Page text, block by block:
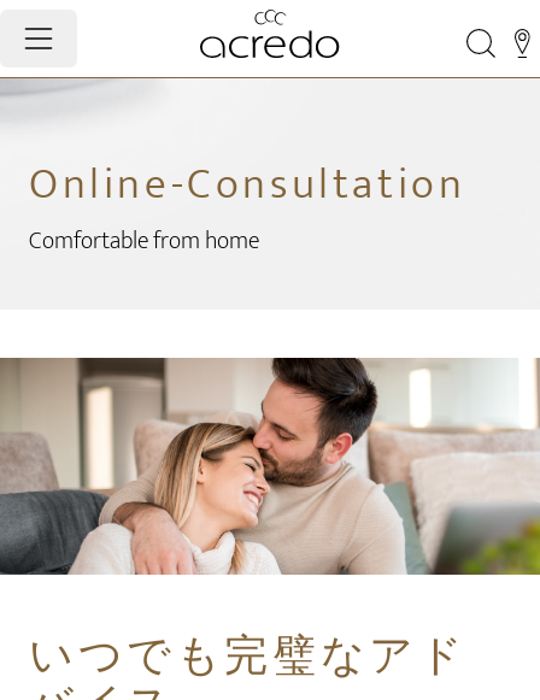
Online-Consultation
Comfortable from home
いつでも完璧なアド